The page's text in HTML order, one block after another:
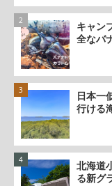
キャン
全なバ
日本一
行ける
北海道
る新グ